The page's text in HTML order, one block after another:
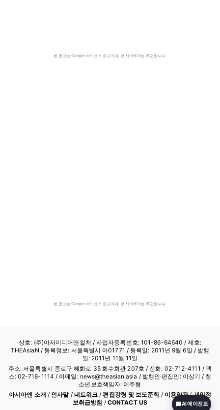
본 광고는 Google 애드센스 광고이며, 본 사이트와는 무관합니다.
본 광고는 Google 애드센스 광고이며, 본 사이트와는 무관합니다.
상호: (주)아자미디어앤컬처 /사업자등록번호: 101-86-64640 / 제호:
THEAsiaN / 등록정보: 서울특별시 아01771 / 등록일: 2011년 9월 6일 / 발행
일: 2011년 11월 11일
주소: 서울특별시 종로구 혜화로 35 화수회관 207호 / 전화: 02-712-4111 / 팩
스: 02-718-1114 / 이메일: news@theasian.asia / 발행인·편집인: 이상기 / 청
소년보호책임자: 이주형
아시아엔 소개 / 인사말/ 네트워크 /편집강령 및 보도준칙 / 이용약관/개인정
보취급방침 / CONTACT US
AI 에이전트